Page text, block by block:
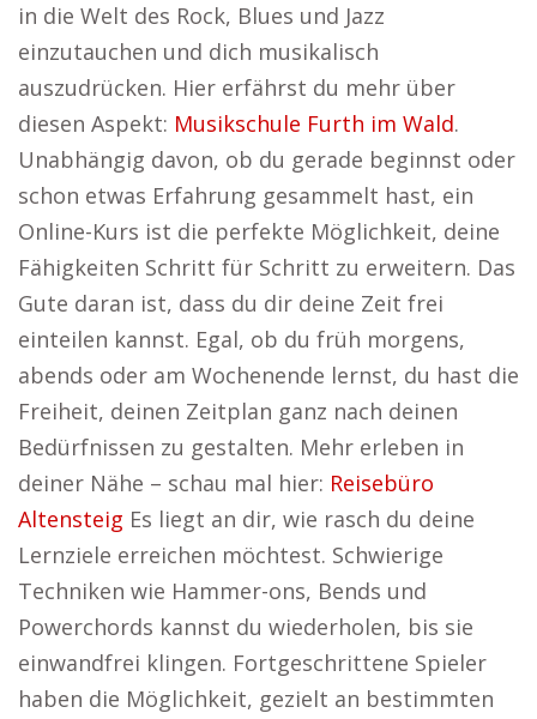
in die Welt des Rock, Blues und Jazz
einzutauchen und dich musikalisch
auszudrücken. Hier erfährst du mehr über
diesen Aspekt: Musikschule Furth im Wald.
Unabhängig davon, ob du gerade beginnst oder
schon etwas Erfahrung gesammelt hast, ein
Online-Kurs ist die perfekte Möglichkeit, deine
Fähigkeiten Schritt für Schritt zu erweitern. Das
Gute daran ist, dass du dir deine Zeit frei
einteilen kannst. Egal, ob du früh morgens,
abends oder am Wochenende lernst, du hast die
Freiheit, deinen Zeitplan ganz nach deinen
Bedürfnissen zu gestalten. Mehr erleben in
deiner Nähe – schau mal hier: Reisebüro
Altensteig Es liegt an dir, wie rasch du deine
Lernziele erreichen möchtest. Schwierige
Techniken wie Hammer-ons, Bends und
Powerchords kannst du wiederholen, bis sie
einwandfrei klingen. Fortgeschrittene Spieler
haben die Möglichkeit, gezielt an bestimmten